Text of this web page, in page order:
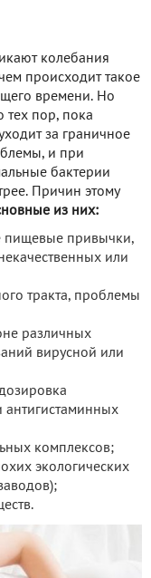
колебания
происходит такое
времени. Но
тех пор, пока
за граничное
и при
бактерии
Причин этому
из них:
пищевые привычки,
или
тракта, проблемы
различных
вирусной или
антигистаминных
комплексов;
экологических